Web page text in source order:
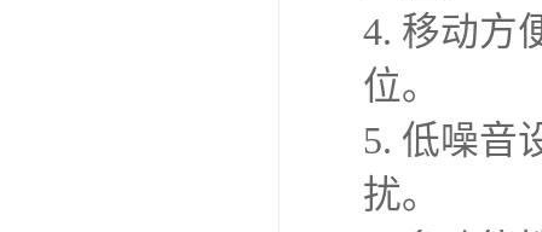
4. 移动方
位。
5. 低噪音
扰。